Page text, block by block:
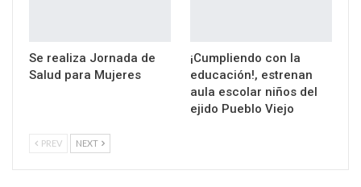
Se realiza Jornada de
Salud para Mujeres
¡Cumpliendo con la
educación!, estrenan
aula escolar niños del
ejido Pueblo Viejo
PREV NEXT